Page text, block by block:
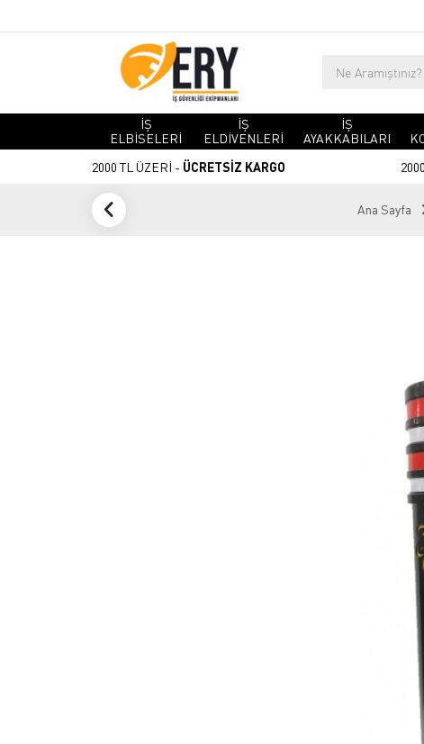
İŞ
ELBİSELERİ
İŞ
ELDİVENLERİ
İŞ
AYAKKABILARI
2000 TL ÜZERİ - ÜCRETSİZ KARGO
Ana Sayfa